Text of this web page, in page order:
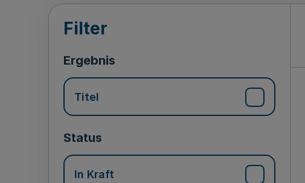
Suchergebnisse
Filter
Ergebnis
Titel
Status
In Kraft